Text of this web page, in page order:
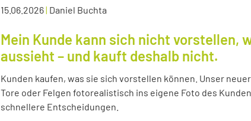
15.06.2026| Daniel Buchta
Mein Kunde kann sich nicht vorstellen,
aussieht – und kauft deshalb nicht.
Kunden kaufen, was sie sich vorstellen können. Unser
Tore oder Felgen fotorealistisch ins eigene Foto des
schnellere Entscheidungen.